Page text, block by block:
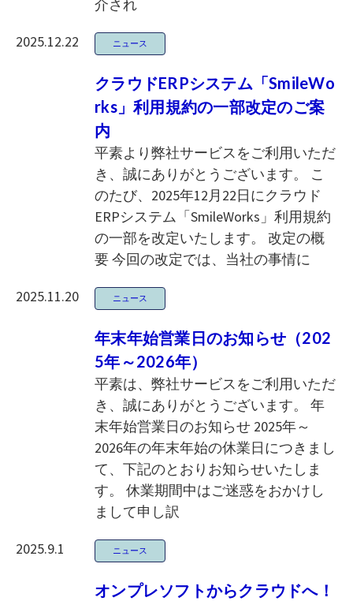
介され
2025.12.22 ニュース
クラウドERPシステム「SmileWo
rks」利用規約の一部改定のご案
内
平素より弊社サービスをご利用いただ
き、誠にありがとうございます。 こ
のたび、2025年12月22日にクラウド
ERPシステム「SmileWorks」利用規約
の一部を改定いたします。 改定の概
要 今回の改定では、当社の事情に
2025.11.20 ニュース
年末年始営業日のお知らせ（202
5年～2026年）
平素は、弊社サービスをご利用いただ
き、誠にありがとうございます。 年
末年始営業日のお知らせ 2025年～
2026年の年末年始の休業日につきまし
て、下記のとおりお知らせいたしま
す。 休業期間中はご迷惑をおかけし
まして申し訳
2025.9.1 ニュース
オンプレソフトからクラウドへ！